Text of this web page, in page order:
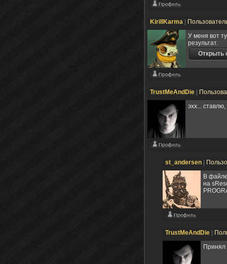
KirillKarma
У меня вот
результат.
TrustMeAndDie
эхх...
st_andersen
В
на
TrustMeAndDie
Принял